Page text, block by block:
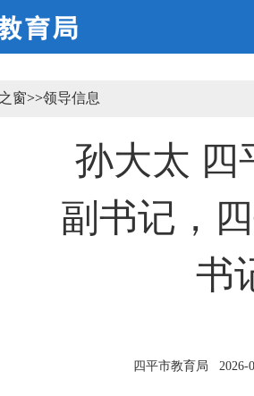
窗>>领导信息
孙大太 四
副书记，
书
四平市教育局 2026-